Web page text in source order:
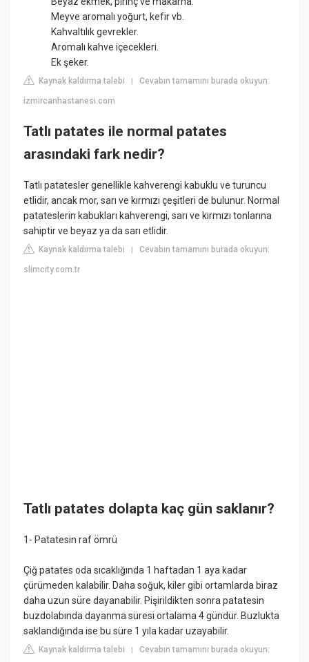
Meyve aromalı yoğurt, kefir vb.
Kahvaltılık gevrekler.
Aromalı kahve içecekleri.
Ek şeker.
Kaynak kaldırma talebi |Cevabın tamamını burada okuyun:
izmircanhastanesi.com
Tatlı patates ile normal patates
arasındaki fark nedir?
Tatlı patatesler genellikle kahverengi kabuklu ve turuncu
etlidir, ancak mor, sarı ve kırmızı çeşitleri de bulunur. Normal
patateslerin kabukları kahverengi, sarı ve kırmızı tonlarına
sahiptir ve beyaz ya da sarı etlidir.
Kaynak kaldırma talebi |Cevabın tamamını burada okuyun:
slimcity.com.tr
Tatlı patates dolapta kaç gün saklanır?
1- Patatesin raf ömrü
Çiğ patates oda sıcaklığında 1 haftadan 1 aya kadar
çürümeden kalabilir. Daha soğuk, kiler gibi ortamlarda biraz
daha uzun süre dayanabilir. Pişirildikten sonra patatesin
buzdolabında dayanma süresi ortalama 4 gündür. Buzlukta
saklandığında ise bu süre 1 yıla kadar uzayabilir.
Kaynak kaldırma talebi |Cevabın tamamını burada okuyun: